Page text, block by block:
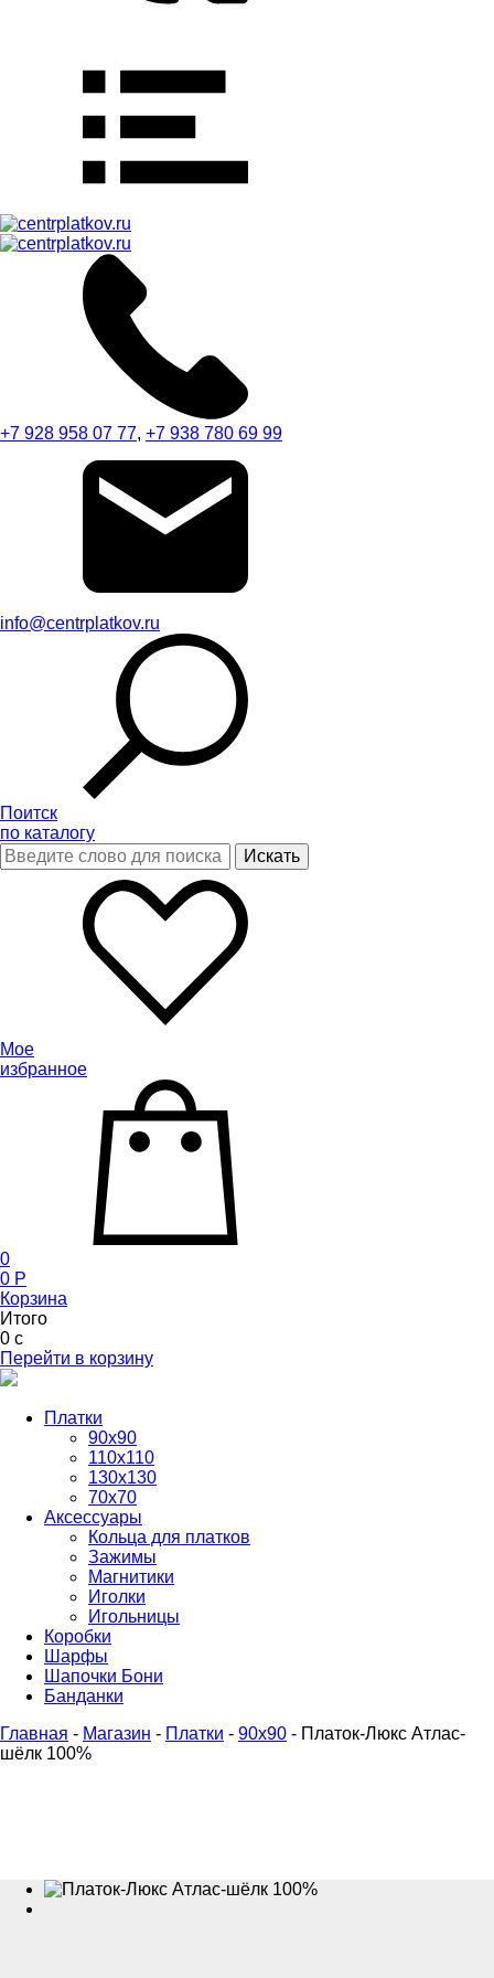
+7 928 958 07 77, +7 938 780 69 99
info@centrplatkov.ru
Поитск
по каталогу
Мое
избранное
0
0 P
Корзина
Итого
0 c
Перейти в корзину
Платки
90x90
110x110
130x130
70х70
Аксессуары
Кольца для платков
Зажимы
Магнитики
Иголки
Игольницы
Коробки
Шарфы
Шапочки Бони
Банданки
Главная - Магазин - Платки - 90x90 - Платок-Люкс Атлас-
шёлк 100%